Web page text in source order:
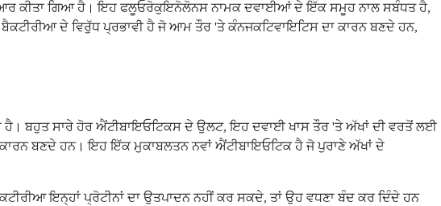
ਕੀਤਾ ਗਿਆ ਹੈ। ਇਹ ਫਲੂਓਰੋਕੁਇਨੋਲੋਨਸ ਨਾਮਕ ਦਵਾਈਆਂ ਦੇ ਇੱਕ ਸਮੂਹ ਨਾਲ ਸਬੰਧਤ ਹੈ,
ਦੇ ਵਿਰੁੱਧ ਪ੍ਰਭਾਵੀ ਹੈ ਜੋ ਆਮ ਤੌਰ 'ਤੇ ਕੰਨਜਕਟਿਵਾਇਟਿਸ ਦਾ ਕਾਰਨ ਬਣਦੇ ਹਨ,
ਬਹੁਤ ਸਾਰੇ ਹੋਰ ਐਂਟੀਬਾਇਓਟਿਕਸ ਦੇ ਉਲਟ, ਇਹ ਦਵਾਈ ਖਾਸ ਤੌਰ 'ਤੇ ਅੱਖਾਂ ਦੀ ਵਰਤੋਂ ਲਈ
ਬਣਦੇ ਹਨ। ਇਹ ਇੱਕ ਮੁਕਾਬਲਤਨ ਨਵਾਂ ਐਂਟੀਬਾਇਓਟਿਕ ਹੈ ਜੋ ਪੁਰਾਣੇ ਅੱਖਾਂ ਦੇ
ਇਨ੍ਹਾਂ ਪ੍ਰੋਟੀਨਾਂ ਦਾ ਉਤਪਾਦਨ ਨਹੀਂ ਕਰ ਸਕਦੇ, ਤਾਂ ਉਹ ਵਧਣਾ ਬੰਦ ਕਰ ਦਿੰਦੇ ਹਨ